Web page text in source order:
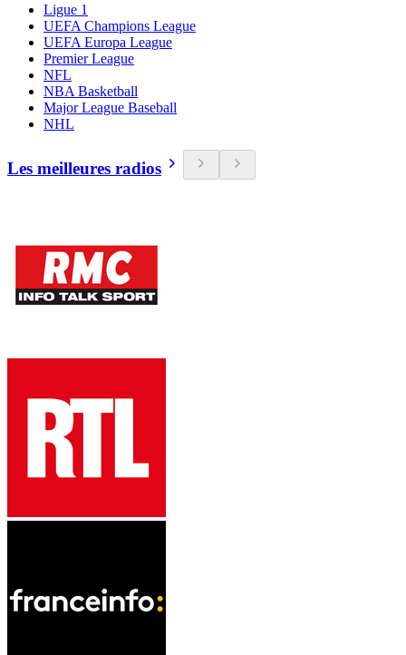
Ligue 1
UEFA Champions League
UEFA Europa League
Premier League
NFL
NBA Basketball
Major League Baseball
NHL
Les meilleures radios